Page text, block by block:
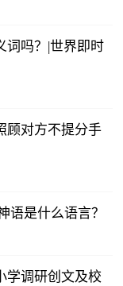
词吗？|世界即时
顾对方不提分手
语是什么语言？
学调研创文及校